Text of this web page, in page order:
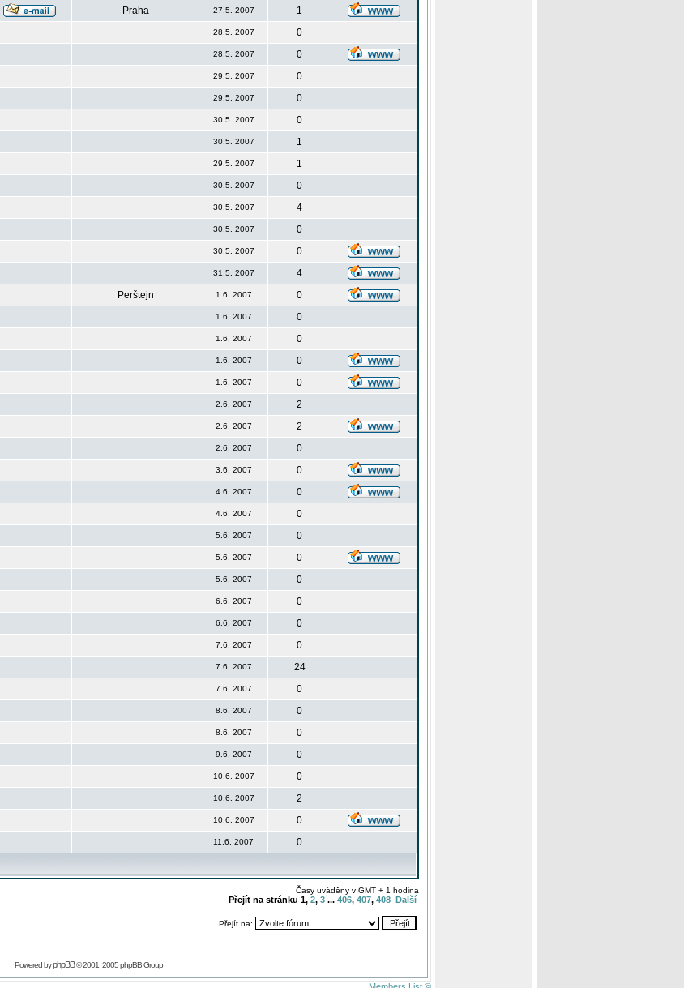
Praha 27.5. 2007
1
28.5. 2007
0
28.5. 2007
0
29.5. 2007
0
29.5. 2007
0
30.5. 2007
0
30.5. 2007
1
29.5. 2007
1
30.5. 2007
0
30.5. 2007
4
30.5. 2007
0
30.5. 2007
0
31.5. 2007
4
Perštejn 1.6. 2007
0
1.6. 2007
0
1.6. 2007
0
1.6. 2007
0
1.6. 2007
0
2.6. 2007
2
2.6. 2007
2
2.6. 2007
0
3.6. 2007
0
4.6. 2007
0
4.6. 2007
0
5.6. 2007
0
5.6. 2007
0
5.6. 2007
0
6.6. 2007
0
6.6. 2007
0
7.6. 2007
0
7.6. 2007
24
7.6. 2007
0
8.6. 2007
0
8.6. 2007
0
9.6. 2007
0
10.6. 2007
0
10.6. 2007
2
10.6. 2007
0
11.6. 2007 0
Časy uváděny v GMT + 1 hodina
Přejít na stránku 1, 2, 3 ... 406, 407, 408 Další
Přejít na:
Powered byphpBB© 2001, 2005 phpBB Group